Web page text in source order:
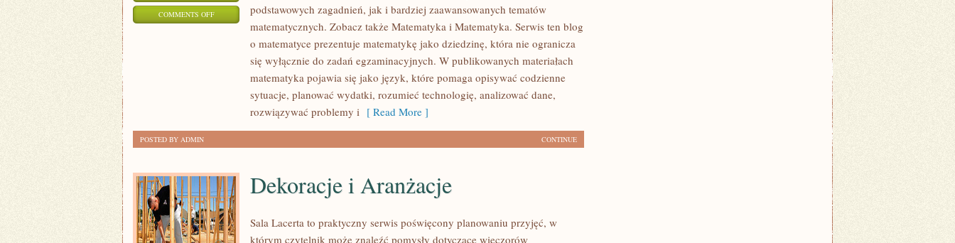
COMMENTS OFFON
MATEMATYKA
podstawowych zagadnień, jak i bardziej zaawansowanych tematów
matematycznych. Zobacz także Matematyka i Matematyka. Serwis ten blog
o matematyce prezentuje matematykę jako dziedzinę, która nie ogranicza
się wyłącznie do zadań egzaminacyjnych. W publikowanych materiałach
matematyka pojawia się jako język, które pomaga opisywać codzienne
sytuacje, planować wydatki, rozumieć technologię, analizować dane,
rozwiązywać problemy i [ Read More ]
CONTINUE
POSTED BY ADMIN
Dekoracje i Aranżacje
Sala Lacerta to praktyczny serwis poświęcony planowaniu przyjęć, w
którym czytelnik może znaleźć pomysły dotyczące wieczorów